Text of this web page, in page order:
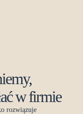
w firmie
rozwiązuje